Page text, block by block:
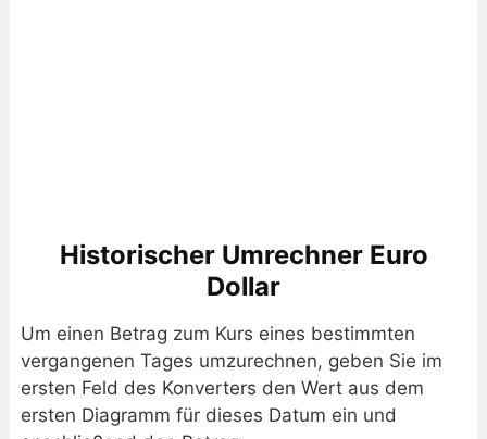
Historischer Umrechner Euro
Dollar
Um einen Betrag zum Kurs eines bestimmten
vergangenen Tages umzurechnen, geben Sie im
ersten Feld des Konverters den Wert aus dem
ersten Diagramm für dieses Datum ein und